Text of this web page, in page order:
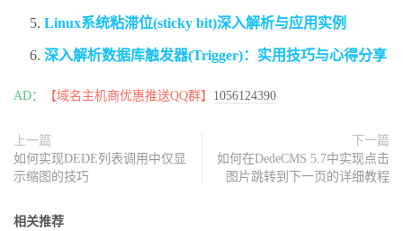
Linux系统粘滞位(sticky bit)深入解析与应用实例
深入解析数据库触发器(Trigger)：实用技巧与心得分享
AD： 【域名主机商优惠推送QQ群】 1056124390
上一篇
如何实现DEDE列表调用中仅显
示缩图的技巧
下一篇
如何在DedeCMS 5.7中实现点击
图片跳转到下一页的详细教程
相关推荐